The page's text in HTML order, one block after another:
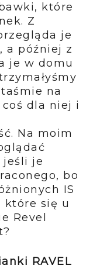
które
Z
je
a później z
je w domu
na
coś dla niej i
Na moim
jeśli je
bo
IS
które się u
Revel
RAVEL